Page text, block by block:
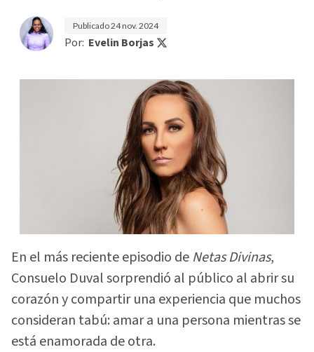
Publicado24 nov. 2024
Por: Evelin Borjas
En el más reciente episodio de Netas Divinas,
Consuelo Duval sorprendió al público al abrir su
corazón y compartir una experiencia que muchos
consideran tabú: amar a una persona mientras se
está enamorada de otra.